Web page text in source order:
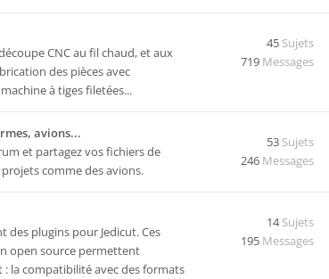
CNC au fil chaud, et aux
des pièces avec
à tiges filetées...
45 Sujets
719 Messages
avions...
et partagez vos fichiers de
comme des avions.
53 Sujets
246 Messages
des plugins pour Jedicut. Ces
open source permettent
la compatibilité avec des formats
14Sujets
195 Messages